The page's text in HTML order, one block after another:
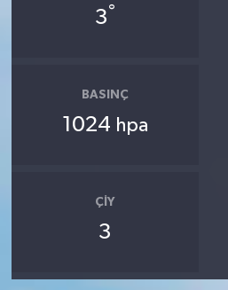
3°
BASINÇ
1024 hpa
ÇIY
3